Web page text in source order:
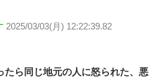
2025/03/03(月) 12:22:39.82
たら同じ地元の人に怒られた、悪